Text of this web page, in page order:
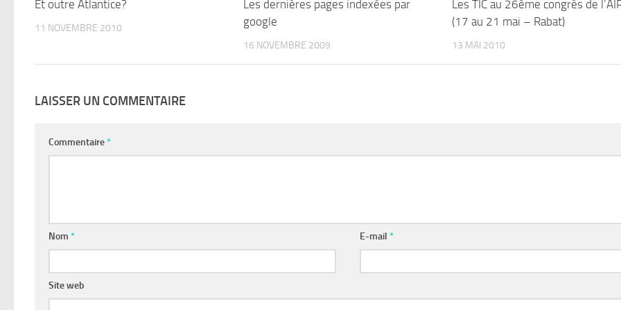
Et outre Atlantice?
11 NOVEMBRE 2010
Les dernières pages indexées par
google
16 NOVEMBRE 2009
Les TIC au 26ème congrès de
(17 au 21 mai – Rabat)
13 MAI 2010
LAISSER UN COMMENTAIRE
Commentaire*
Nom * E-mail*
Site web